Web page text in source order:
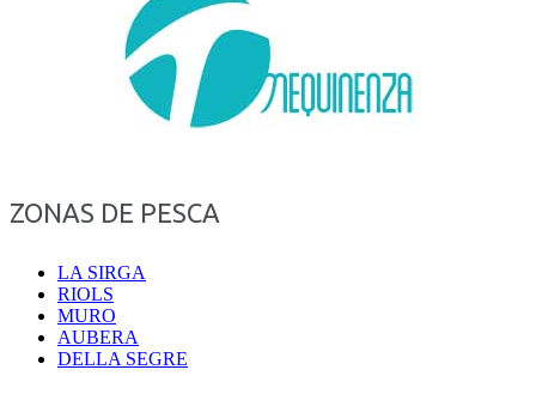
ZONAS DE PESCA
LA SIRGA
RIOLS
MURO
AUBERA
DELLA SEGRE